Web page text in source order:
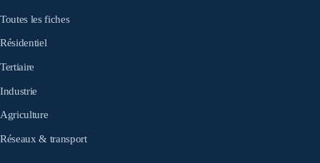
Toutes les fiches
Résidentiel
Tertiaire
Industrie
Agriculture
Réseaux & transport